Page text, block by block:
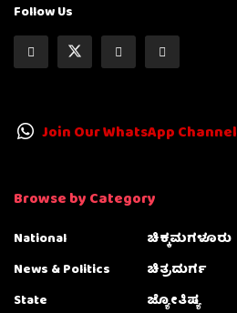
Follow Us
Join Our WhatsApp Channel
Browse by Category
National
News & Politics
State
ಚಿಕ್ಕಮಗಳೂರು
ಚಿತ್ರದುರ್ಗ
ಜ್ಯೋತಿಷ್ಯ